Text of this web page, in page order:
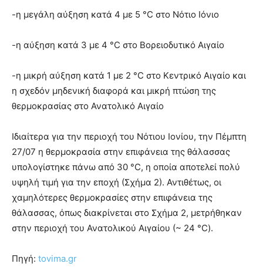
-η μεγάλη αύξηση κατά 4 με 5 °C στο Νότιο Ιόνιο
-η αύξηση κατά 3 με 4 °C στο Βορειοδυτικό Αιγαίο
-η μικρή αύξηση κατά 1 με 2 °C στο Κεντρικό Αιγαίο και
η σχεδόν μηδενική διαφορά και μικρή πτώση της
θερμοκρασίας στο Ανατολικό Αιγαίο
Ιδιαίτερα για την περιοχή του Νότιου Ιονίου, την Πέμπτη
27/07 η θερμοκρασία στην επιφάνεια της θάλασσας
υπολογίστηκε πάνω από 30 °C, η οποία αποτελεί πολύ
υψηλή τιμή για την εποχή (Σχήμα 2). Αντιθέτως, οι
χαμηλότερες θερμοκρασίες στην επιφάνεια της
θάλασσας, όπως διακρίνεται στο Σχήμα 2, μετρήθηκαν
στην περιοχή του Ανατολικού Αιγαίου (~ 24 °C).
Πηγή: tovima.gr